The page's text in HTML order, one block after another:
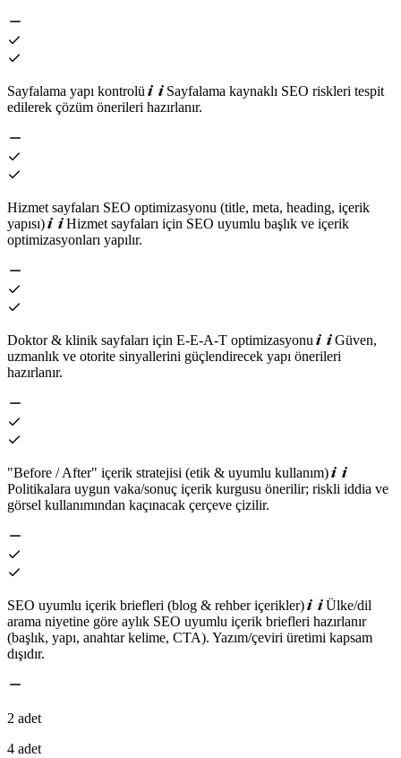
Sayfalama yapı kontrolü
Sayfalama kaynaklı SEO riskleri tespit
edilerek çözüm önerileri hazırlanır.
Hizmet sayfaları SEO optimizasyonu (title, meta, heading, içerik
yapısı)
Hizmet sayfaları için SEO uyumlu başlık ve içerik
optimizasyonları yapılır.
Doktor & klinik sayfaları için E-E-A-T optimizasyonu
Güven,
uzmanlık ve otorite sinyallerini güçlendirecek yapı önerileri
hazırlanır.
"Before / After" içerik stratejisi (etik & uyumlu kullanım)
Politikalara uygun vaka/sonuç içerik kurgusu önerilir; riskli iddia ve
görsel kullanımından kaçınacak çerçeve çizilir.
SEO uyumlu içerik briefleri (blog & rehber içerikler)
Ülke/dil
arama niyetine göre aylık SEO uyumlu içerik briefleri hazırlanır
(başlık, yapı, anahtar kelime, CTA). Yazım/çeviri üretimi kapsam
dışıdır.
2 adet
4 adet